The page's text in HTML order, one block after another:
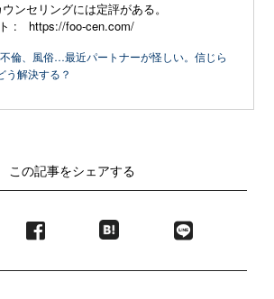
ンセリングには定評がある。
:
https://foo-cen.com/
倫、風俗…最近パートナーが怪しい。信じら
う解決する？
この記事をシェアする